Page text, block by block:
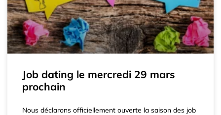
Job dating le mercredi 29 mars
prochain
Nous déclarons officiellement ouverte la saison des job